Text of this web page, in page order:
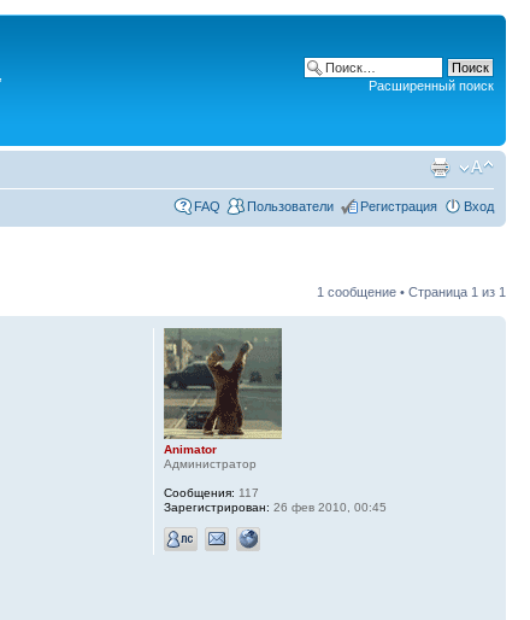
Расширенный поиск
FAQ Пользователи Регистрация Вход
1 сообщение • Страница 1 из 1
Animator
Администратор
Сообщения: 117
Зарегистрирован: 26 фев 2010, 00:45